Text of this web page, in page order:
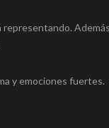
y emociones fuertes.